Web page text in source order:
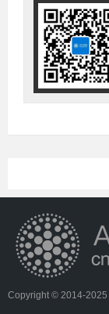
Copyright © 2014-2025